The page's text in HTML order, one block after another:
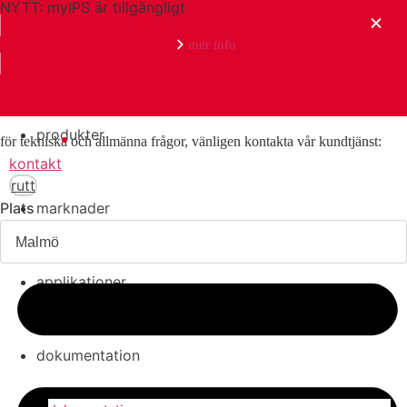
NYTT: myIPS är tillgängligt
mer info
stäng
produkter
marknader
applikationer
dokumentation
för tekniska och allmänna frågor, vänligen kontakta vår kundtjänst:
kontakt
rutt
Plats
Kristianstadsgatan 16
214 23 Malmö